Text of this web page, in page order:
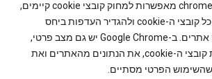
chrome://settings/cookies מאפשרות למחוק קובצי cookie קיימים,
להתיר או לחסום את כל קובצי ה-cookie ולהגדיר העדפות ביחס
לקובצי ה-cookie לפי אתרים. ב-Google Chrome יש גם מצב פרטי,
שמוחק מהמכשיר את קובצי ה-cookie, את הנתונים מהאתרים ואת
הפרטי מסתיים.